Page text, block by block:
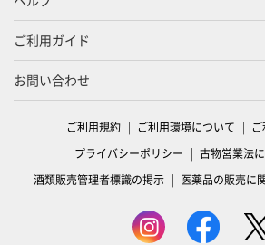
ご利用ガイド
お問い合わせ
ご利用規約 ご利用環境について
プライバシーポリシー
古物営業法
酒類販売管理者標識の掲示
医薬品の販売に